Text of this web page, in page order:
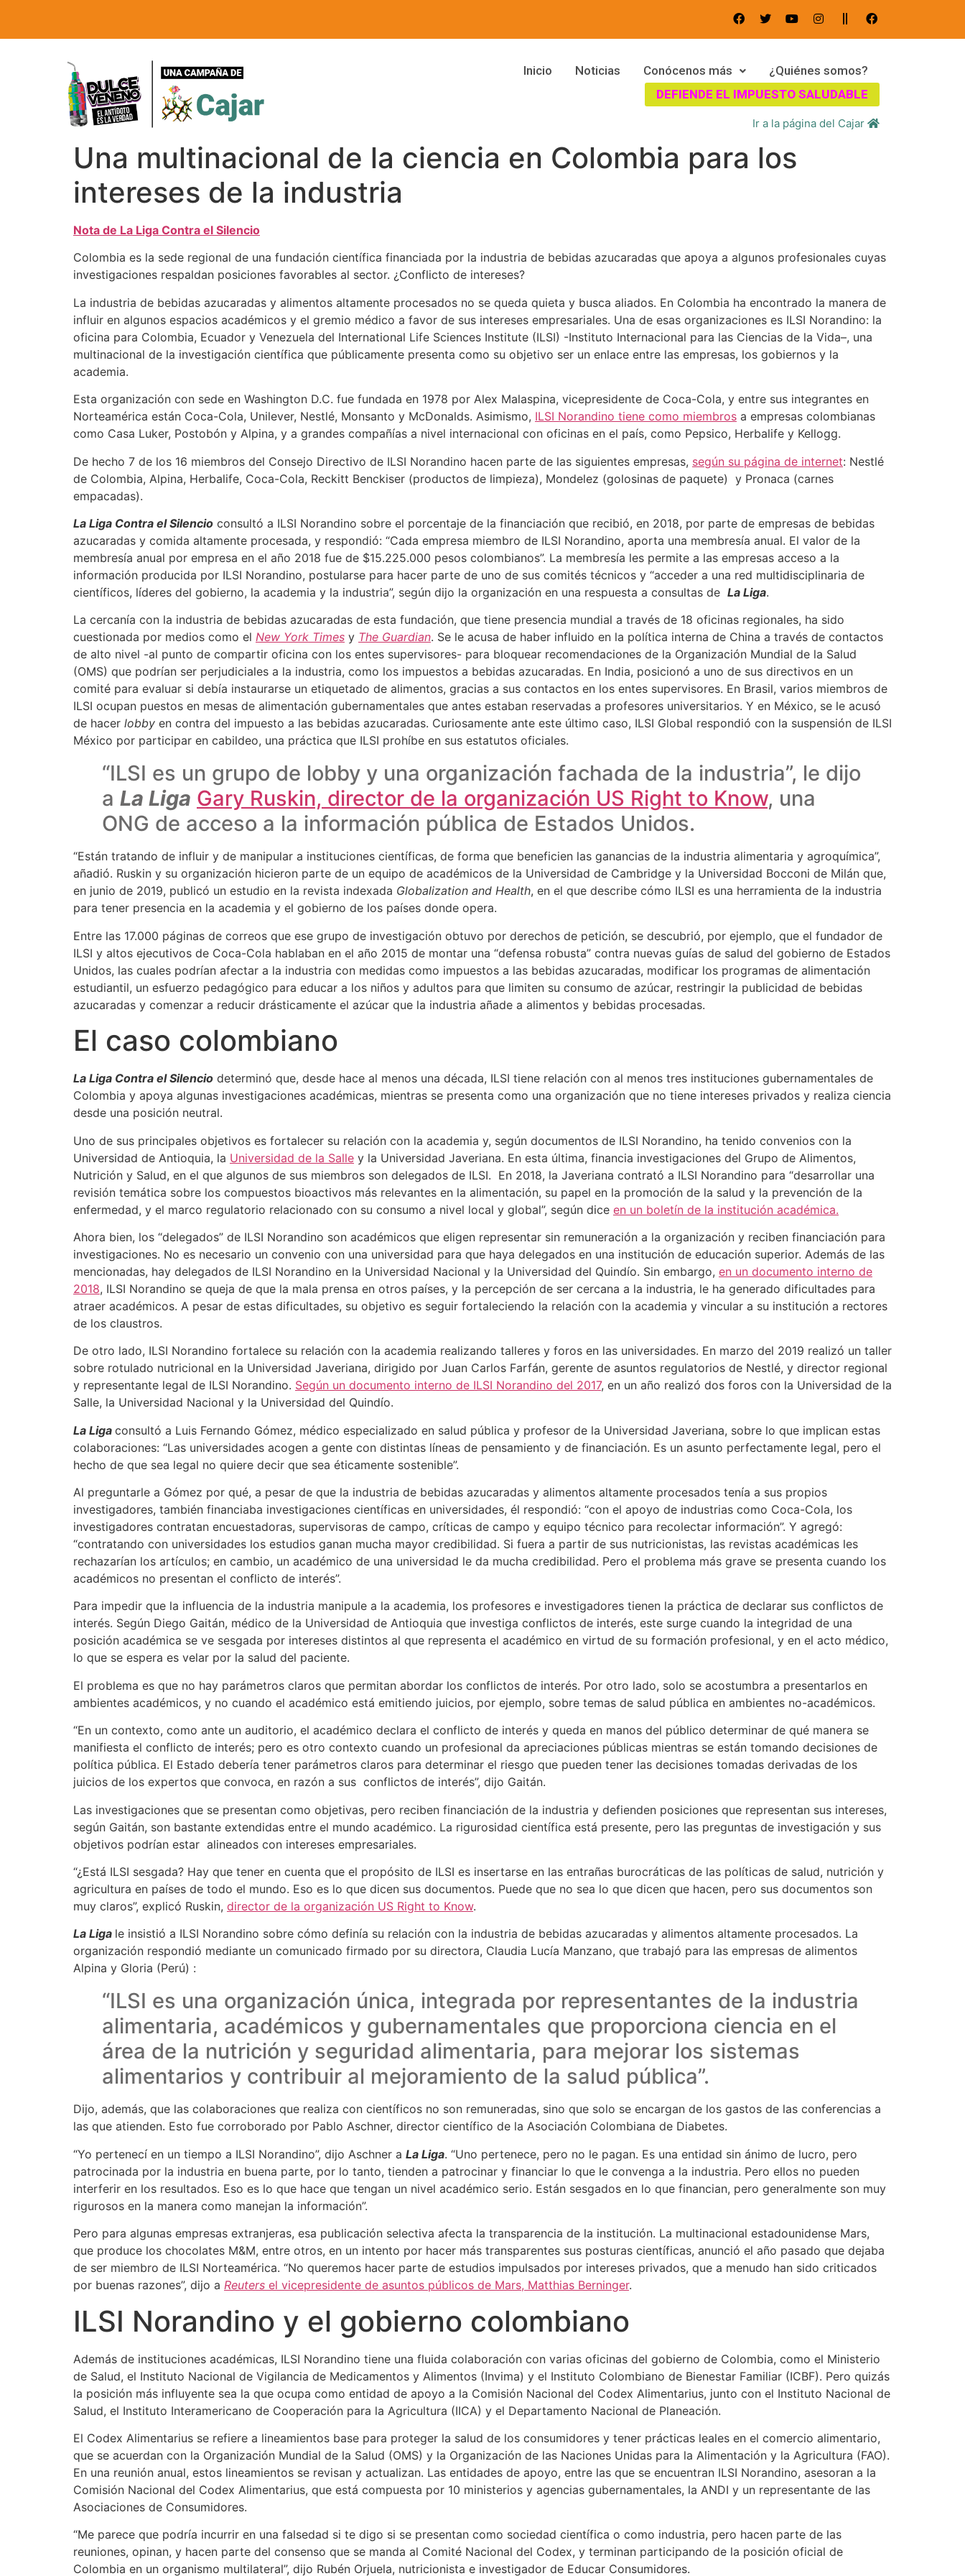
Inicio Noticias Conócenos más
¿Quiénes somos?
DEFIENDE EL IMPUESTO SALUDABLE
Ir a la página del Cajar
Una multinacional de la ciencia en Colombia para los
intereses de la industria
Nota de La Liga Contra el Silencio
Colombia es la sede regional de una fundación científica financiada por la industria de bebidas azucaradas que apoya a algunos profesionales cuyas
investigaciones respaldan posiciones favorables al sector. ¿Conflicto de intereses?
La industria de bebidas azucaradas y alimentos altamente procesados no se queda quieta y busca aliados. En Colombia ha encontrado la manera de
influir en algunos espacios académicos y el gremio médico a favor de sus intereses empresariales. Una de esas organizaciones es ILSI Norandino: la
oficina para Colombia, Ecuador y Venezuela del International Life Sciences Institute (ILSI) -Instituto Internacional para las Ciencias de la Vida–, una
multinacional de la investigación científica que públicamente presenta como su objetivo ser un enlace entre las empresas, los gobiernos y la
academia.
Esta organización con sede en Washington D.C. fue fundada en 1978 por Alex Malaspina, vicepresidente de Coca-Cola, y entre sus integrantes en
Norteamérica están Coca-Cola, Unilever, Nestlé, Monsanto y McDonalds. Asimismo, ILSI Norandino tiene como miembros a empresas colombianas
como Casa Luker, Postobón y Alpina, y a grandes compañías a nivel internacional con oficinas en el país, como Pepsico, Herbalife y Kellogg.
De hecho 7 de los 16 miembros del Consejo Directivo de ILSI Norandino hacen parte de las siguientes empresas, según su página de internet: Nestlé
de Colombia, Alpina, Herbalife, Coca-Cola, Reckitt Benckiser (productos de limpieza), Mondelez (golosinas de paquete) y Pronaca (carnes
empacadas).
La Liga Contra el Silencio consultó a ILSI Norandino sobre el porcentaje de la financiación que recibió, en 2018, por parte de empresas de bebidas
azucaradas y comida altamente procesada, y respondió: “Cada empresa miembro de ILSI Norandino, aporta una membresía anual. El valor de la
membresía anual por empresa en el año 2018 fue de $15.225.000 pesos colombianos”. La membresía les permite a las empresas acceso a la
información producida por ILSI Norandino, postularse para hacer parte de uno de sus comités técnicos y “acceder a una red multidisciplinaria de
científicos, líderes del gobierno, la academia y la industria”, según dijo la organización en una respuesta a consultas de La Liga.
La cercanía con la industria de bebidas azucaradas de esta fundación, que tiene presencia mundial a través de 18 oficinas regionales, ha sido
cuestionada por medios como el New York Times y The Guardian. Se le acusa de haber influido en la política interna de China a través de contactos
de alto nivel -al punto de compartir oficina con los entes supervisores- para bloquear recomendaciones de la Organización Mundial de la Salud
(OMS) que podrían ser perjudiciales a la industria, como los impuestos a bebidas azucaradas. En India, posicionó a uno de sus directivos en un
comité para evaluar si debía instaurarse un etiquetado de alimentos, gracias a sus contactos en los entes supervisores. En Brasil, varios miembros de
ILSI ocupan puestos en mesas de alimentación gubernamentales que antes estaban reservadas a profesores universitarios. Y en México, se le acusó
de hacer lobby en contra del impuesto a las bebidas azucaradas. Curiosamente ante este último caso, ILSI Global respondió con la suspensión de ILSI
México por participar en cabildeo, una práctica que ILSI prohíbe en sus estatutos oficiales.
“ILSI es un grupo de lobby y una organización fachada de la industria”, le dijo
a La Liga Gary Ruskin, director de la organización US Right to Know, una
ONG de acceso a la información pública de Estados Unidos.
“Están tratando de influir y de manipular a instituciones científicas, de forma que beneficien las ganancias de la industria alimentaria y agroquímica”,
añadió. Ruskin y su organización hicieron parte de un equipo de académicos de la Universidad de Cambridge y la Universidad Bocconi de Milán que,
en junio de 2019, publicó un estudio en la revista indexada Globalization and Health, en el que describe cómo ILSI es una herramienta de la industria
para tener presencia en la academia y el gobierno de los países donde opera.
Entre las 17.000 páginas de correos que ese grupo de investigación obtuvo por derechos de petición, se descubrió, por ejemplo, que el fundador de
ILSI y altos ejecutivos de Coca-Cola hablaban en el año 2015 de montar una “defensa robusta” contra nuevas guías de salud del gobierno de Estados
Unidos, las cuales podrían afectar a la industria con medidas como impuestos a las bebidas azucaradas, modificar los programas de alimentación
estudiantil, un esfuerzo pedagógico para educar a los niños y adultos para que limiten su consumo de azúcar, restringir la publicidad de bebidas
azucaradas y comenzar a reducir drásticamente el azúcar que la industria añade a alimentos y bebidas procesadas.
El caso colombiano
La Liga Contra el Silencio determinó que, desde hace al menos una década, ILSI tiene relación con al menos tres instituciones gubernamentales de
Colombia y apoya algunas investigaciones académicas, mientras se presenta como una organización que no tiene intereses privados y realiza ciencia
desde una posición neutral.
Uno de sus principales objetivos es fortalecer su relación con la academia y, según documentos de ILSI Norandino, ha tenido convenios con la
Universidad de Antioquia, la Universidad de la Salle y la Universidad Javeriana. En esta última, financia investigaciones del Grupo de Alimentos,
Nutrición y Salud, en el que algunos de sus miembros son delegados de ILSI. En 2018, la Javeriana contrató a ILSI Norandino para “desarrollar una
revisión temática sobre los compuestos bioactivos más relevantes en la alimentación, su papel en la promoción de la salud y la prevención de la
enfermedad, y el marco regulatorio relacionado con su consumo a nivel local y global”, según dice en un boletín de la institución académica.
Ahora bien, los “delegados” de ILSI Norandino son académicos que eligen representar sin remuneración a la organización y reciben financiación para
investigaciones. No es necesario un convenio con una universidad para que haya delegados en una institución de educación superior. Además de las
mencionadas, hay delegados de ILSI Norandino en la Universidad Nacional y la Universidad del Quindío. Sin embargo, en un documento interno de
2018, ILSI Norandino se queja de que la mala prensa en otros países, y la percepción de ser cercana a la industria, le ha generado dificultades para
atraer académicos. A pesar de estas dificultades, su objetivo es seguir fortaleciendo la relación con la academia y vincular a su institución a rectores
de los claustros.
De otro lado, ILSI Norandino fortalece su relación con la academia realizando talleres y foros en las universidades. En marzo del 2019 realizó un taller
sobre rotulado nutricional en la Universidad Javeriana, dirigido por Juan Carlos Farfán, gerente de asuntos regulatorios de Nestlé, y director regional
y representante legal de ILSI Norandino. Según un documento interno de ILSI Norandino del 2017, en un año realizó dos foros con la Universidad de la
Salle, la Universidad Nacional y la Universidad del Quindío.
La Liga consultó a Luis Fernando Gómez, médico especializado en salud pública y profesor de la Universidad Javeriana, sobre lo que implican estas
colaboraciones: “Las universidades acogen a gente con distintas líneas de pensamiento y de financiación. Es un asunto perfectamente legal, pero el
hecho de que sea legal no quiere decir que sea éticamente sostenible”.
Al preguntarle a Gómez por qué, a pesar de que la industria de bebidas azucaradas y alimentos altamente procesados tenía a sus propios
investigadores, también financiaba investigaciones científicas en universidades, él respondió: “con el apoyo de industrias como Coca-Cola, los
investigadores contratan encuestadoras, supervisoras de campo, críticas de campo y equipo técnico para recolectar información”. Y agregó:
“contratando con universidades los estudios ganan mucha mayor credibilidad. Si fuera a partir de sus nutricionistas, las revistas académicas les
rechazarían los artículos; en cambio, un académico de una universidad le da mucha credibilidad. Pero el problema más grave se presenta cuando los
académicos no presentan el conflicto de interés”.
Para impedir que la influencia de la industria manipule a la academia, los profesores e investigadores tienen la práctica de declarar sus conflictos de
interés. Según Diego Gaitán, médico de la Universidad de Antioquia que investiga conflictos de interés, este surge cuando la integridad de una
posición académica se ve sesgada por intereses distintos al que representa el académico en virtud de su formación profesional, y en el acto médico,
lo que se espera es velar por la salud del paciente.
El problema es que no hay parámetros claros que permitan abordar los conflictos de interés. Por otro lado, solo se acostumbra a presentarlos en
ambientes académicos, y no cuando el académico está emitiendo juicios, por ejemplo, sobre temas de salud pública en ambientes no-académicos.
“En un contexto, como ante un auditorio, el académico declara el conflicto de interés y queda en manos del público determinar de qué manera se
manifiesta el conflicto de interés; pero es otro contexto cuando un profesional da apreciaciones públicas mientras se están tomando decisiones de
política pública. El Estado debería tener parámetros claros para determinar el riesgo que pueden tener las decisiones tomadas derivadas de los
juicios de los expertos que convoca, en razón a sus conflictos de interés”, dijo Gaitán.
Las investigaciones que se presentan como objetivas, pero reciben financiación de la industria y defienden posiciones que representan sus intereses,
según Gaitán, son bastante extendidas entre el mundo académico. La rigurosidad científica está presente, pero las preguntas de investigación y sus
objetivos podrían estar alineados con intereses empresariales.
“¿Está ILSI sesgada? Hay que tener en cuenta que el propósito de ILSI es insertarse en las entrañas burocráticas de las políticas de salud, nutrición y
agricultura en países de todo el mundo. Eso es lo que dicen sus documentos. Puede que no sea lo que dicen que hacen, pero sus documentos son
muy claros”, explicó Ruskin, director de la organización US Right to Know.
La Liga le insistió a ILSI Norandino sobre cómo definía su relación con la industria de bebidas azucaradas y alimentos altamente procesados. La
organización respondió mediante un comunicado firmado por su directora, Claudia Lucía Manzano, que trabajó para las empresas de alimentos
Alpina y Gloria (Perú) :
“ILSI es una organización única, integrada por representantes de la industria
alimentaria, académicos y gubernamentales que proporciona ciencia en el
área de la nutrición y seguridad alimentaria, para mejorar los sistemas
alimentarios y contribuir al mejoramiento de la salud pública”.
Dijo, además, que las colaboraciones que realiza con científicos no son remuneradas, sino que solo se encargan de los gastos de las conferencias a
las que atienden. Esto fue corroborado por Pablo Aschner, director científico de la Asociación Colombiana de Diabetes.
“Yo pertenecí en un tiempo a ILSI Norandino”, dijo Aschner a La Liga. “Uno pertenece, pero no le pagan. Es una entidad sin ánimo de lucro, pero
patrocinada por la industria en buena parte, por lo tanto, tienden a patrocinar y financiar lo que le convenga a la industria. Pero ellos no pueden
interferir en los resultados. Eso es lo que hace que tengan un nivel académico serio. Están sesgados en lo que financian, pero generalmente son muy
rigurosos en la manera como manejan la información”.
Pero para algunas empresas extranjeras, esa publicación selectiva afecta la transparencia de la institución. La multinacional estadounidense Mars,
que produce los chocolates M&M, entre otros, en un intento por hacer más transparentes sus posturas científicas, anunció el año pasado que dejaba
de ser miembro de ILSI Norteamérica. “No queremos hacer parte de estudios impulsados por intereses privados, que a menudo han sido criticados
por buenas razones”, dijo a Reuters el vicepresidente de asuntos públicos de Mars, Matthias Berninger.
ILSI Norandino y el gobierno colombiano
Además de instituciones académicas, ILSI Norandino tiene una fluida colaboración con varias oficinas del gobierno de Colombia, como el Ministerio
de Salud, el Instituto Nacional de Vigilancia de Medicamentos y Alimentos (Invima) y el Instituto Colombiano de Bienestar Familiar (ICBF). Pero quizás
la posición más influyente sea la que ocupa como entidad de apoyo a la Comisión Nacional del Codex Alimentarius, junto con el Instituto Nacional de
Salud, el Instituto Interamericano de Cooperación para la Agricultura (IICA) y el Departamento Nacional de Planeación.
El Codex Alimentarius se refiere a lineamientos base para proteger la salud de los consumidores y tener prácticas leales en el comercio alimentario,
que se acuerdan con la Organización Mundial de la Salud (OMS) y la Organización de las Naciones Unidas para la Alimentación y la Agricultura (FAO).
En una reunión anual, estos lineamientos se revisan y actualizan. Las entidades de apoyo, entre las que se encuentran ILSI Norandino, asesoran a la
Comisión Nacional del Codex Alimentarius, que está compuesta por 10 ministerios y agencias gubernamentales, la ANDI y un representante de las
Asociaciones de Consumidores.
“Me parece que podría incurrir en una falsedad si te digo si se presentan como sociedad científica o como industria, pero hacen parte de las
reuniones, opinan, y hacen parte del consenso que se manda al Comité Nacional del Codex, y terminan participando de la posición oficial de
Colombia en un organismo multilateral”, dijo Rubén Orjuela, nutricionista e investigador de Educar Consumidores.